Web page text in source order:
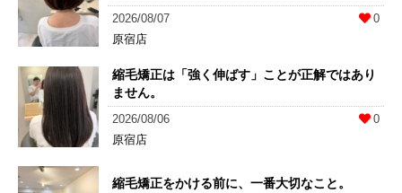
2026/08/07
0
原宿店
縮毛矯正は「強く伸ばす」ことが正解ではあり
ません。
2026/08/06
0
原宿店
縮毛矯正をかける前に、一番大切なこと。